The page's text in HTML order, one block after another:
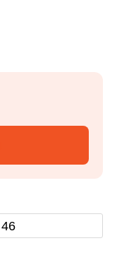
46